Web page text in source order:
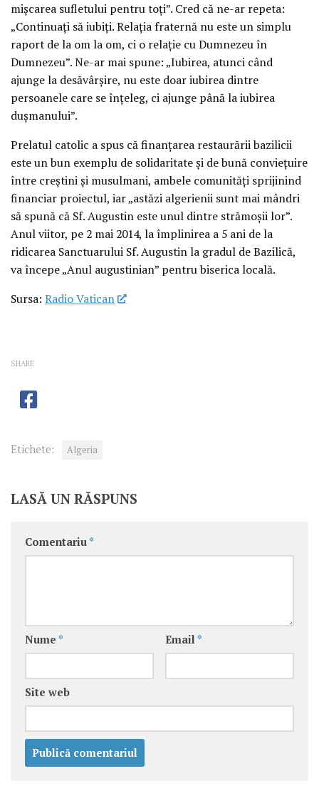
mişcarea sufletului pentru toţi”. Cred că ne-ar repeta:
„Continuaţi să iubiţi. Relaţia fraternă nu este un simplu
raport de la om la om, ci o relaţie cu Dumnezeu în
Dumnezeu”. Ne-ar mai spune: „Iubirea, atunci când
ajunge la desăvârşire, nu este doar iubirea dintre
persoanele care se înţeleg, ci ajunge până la iubirea
duşmanului”.
Prelatul catolic a spus că finanţarea restaurării bazilicii
este un bun exemplu de solidaritate şi de bună convieţuire
între creştini şi musulmani, ambele comunităţi sprijinind
financiar proiectul, iar „astăzi algerienii sunt mai mândri
să spună că Sf. Augustin este unul dintre strămoşii lor”.
Anul viitor, pe 2 mai 2014, la împlinirea a 5 ani de la
ridicarea Sanctuarului Sf. Augustin la gradul de Bazilică,
va începe „Anul augustinian” pentru biserica locală.
Sursa: Radio Vatican
SHARE
Etichete: Algeria
LASĂ UN RĂSPUNS
Comentariu *
Nume * Email *
Site web